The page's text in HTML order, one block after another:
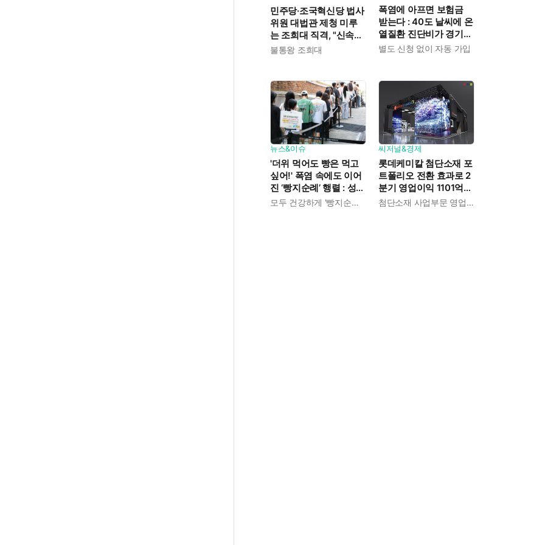
민주당·조국혁신당 법사
위원 대법관 제청 미루
는 조희대 직격, "신속한
재판 약속도 저버려"
불통왕 조희대
폭염에 아프면 보험금
받는다 : 40도 날씨에 온
열질환 진단비가 경기도
민에게 주어진다
별도 신청 없이 자동 가입
뉴스&이슈
'더위 먹어도 빵은 먹고
싶어!' 폭염 속에도 이어
진 ‘빵지순례’ 행렬 : 성심
당이 대기 손님 위해 준모두 건강하게 '빵지순례' 마치시길.
씨저널&경제
롯데케미칼 첨단소재 포
트폴리오 전환 효과로 2
분기 영업이익 1101억
흑자전환 : 대산·여수 사첨단소재 사업부문 영업이익 1325억 원